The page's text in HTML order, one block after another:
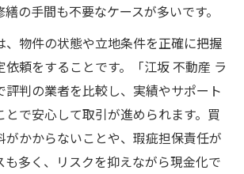
の手間も不要なケースが多いです。
、物件の状態や立地条件を正確に把握
依頼をすることです。「江坂 不動産 ラ
評判の業者を比較し、実績やサポート
とで安心して取引が進められます。買
がかからないことや、瑕疵担保責任が
も多く、リスクを抑えながら現金化で